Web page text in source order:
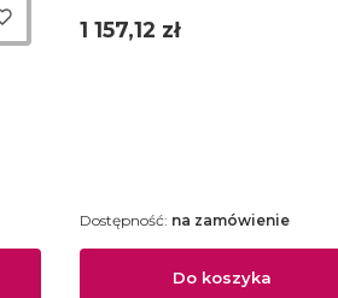
Cena
1 157,12 zł
Do koszyka
Dostępność: na zamówienie